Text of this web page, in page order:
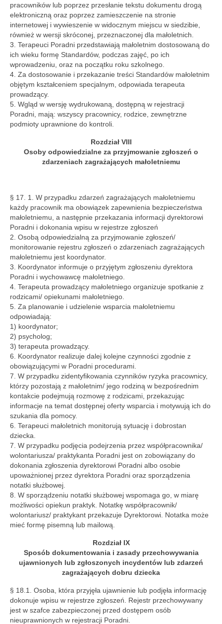
pracowników lub poprzez przesłanie tekstu dokumentu drogą
elektroniczną oraz poprzez zamieszczenie na stronie
internetowej i wywieszenie w widocznym miejscu w siedzibie,
również w wersji skróconej, przeznaczonej dla małoletnich.
3. Terapeuci Poradni przedstawiają małoletnim dostosowaną do
ich wieku formę Standardów, podczas zajęć, po ich
wprowadzeniu, oraz na początku roku szkolnego.
4. Za dostosowanie i przekazanie treści Standardów małoletnim
objętym kształceniem specjalnym, odpowiada terapeuta
prowadzący.
5. Wgląd w wersję wydrukowaną, dostępną w rejestracji
Poradni, mają: wszyscy pracownicy, rodzice, zewnętrzne
podmioty uprawnione do kontroli.
Rozdział VIII
Osoby odpowiedzialne za przyjmowanie zgłoszeń o
zdarzeniach zagrażających małoletniemu
§ 17. 1. W przypadku zdarzeń zagrażających małoletniemu
każdy pracownik ma obowiązek zapewnienia bezpieczeństwa
małoletniemu, a następnie przekazania informacji dyrektorowi
Poradni i dokonania wpisu w rejestrze zgłoszeń
2. Osobą odpowiedzialną za przyjmowanie zgłoszeń/
monitorowanie rejestru zgłoszeń o zdarzeniach zagrażających
małoletniemu jest koordynator.
3. Koordynator informuje o przyjętym zgłoszeniu dyrektora
Poradni i wychowawcę małoletniego.
4. Terapeuta prowadzący małoletniego organizuje spotkanie z
rodzicami/ opiekunami małoletniego.
5. Za planowanie i udzielenie wsparcia małoletniemu
odpowiadają:
1) koordynator;
2) psycholog;
3) terapeuta prowadzący.
6. Koordynator realizuje dalej kolejne czynności zgodnie z
obowiązującymi w Poradni procedurami.
7. W przypadku zidentyfikowania czynników ryzyka pracownicy,
którzy pozostają z małoletnim/ jego rodziną w bezpośrednim
kontakcie podejmują rozmowę z rodzicami, przekazując
informacje na temat dostępnej oferty wsparcia i motywują ich do
szukania dla pomocy.
6. Terapeuci małoletnich monitorują sytuację i dobrostan
dziecka.
7. W przypadku podjęcia podejrzenia przez współpracownika/
wolontariusza/ praktykanta Poradni jest on zobowiązany do
dokonania zgłoszenia dyrektorowi Poradni albo osobie
upoważnionej przez dyrektora Poradni oraz sporządzenia
notatki służbowej.
8. W sporządzeniu notatki służbowej wspomaga go, w miarę
możliwości opiekun praktyk. Notatkę współpracownik/
wolontariusz/ praktykant przekazuje Dyrektorowi. Notatka może
mieć formę pisemną lub mailową.
Rozdział IX
Sposób dokumentowania i zasady przechowywania
ujawnionych lub zgłoszonych incydentów lub zdarzeń
zagrażających dobru dziecka
§ 18.1. Osoba, która przyjęła ujawnienie lub podjęła informację
dokonuje wpisu w rejestrze zgłoszeń. Rejestr przechowywany
jest w szafce zabezpieczonej przed dostępem osób
nieuprawnionych w rejestracji Poradni.